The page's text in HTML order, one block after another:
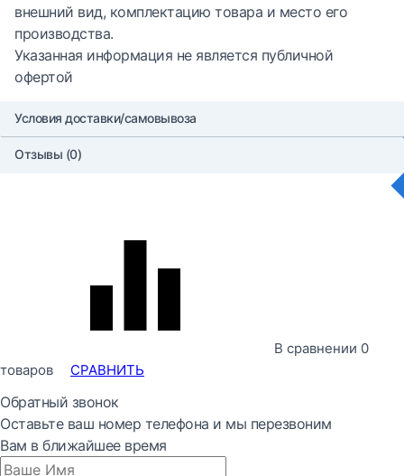
внешний вид, комплектацию товара и место его
производства.
Указанная информация не является публичной
офертой
Условия доставки/самовывоза
Отзывы (0)
В сравнении 0
товаров
СРАВНИТЬ
Обратный звонок
Оставьте ваш номер телефона и мы перезвоним
Вам в ближайшее время